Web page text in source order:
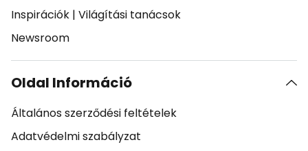
Inspirációk | Világítási tanácsok
Newsroom
Oldal Információ
Általános szerződési feltételek
Adatvédelmi szabályzat